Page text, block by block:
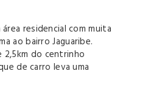
residencial com muita
ao bairro Jaguaribe.
2,5km do centrinho
de carro leva uma